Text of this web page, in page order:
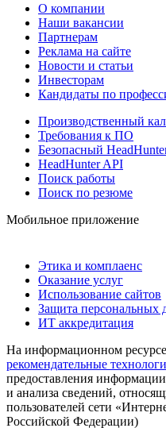
О компании
Наши вакансии
Партнерам
Реклама на сайте
Новости и статьи
Инвесторам
Кандидаты по
Производственный
Требования к ПО
Безопасный
HeadHunter API
Поиск работы
Поиск по резюме
Мобильное приложение
Этика и комплаенс
Оказание услуг
Использование сайтов
Защита персональных
ИТ аккредитация
На информационном
рекомендательные
предоставления
и анализа сведений,
пользователей сети
Российской Федерации)